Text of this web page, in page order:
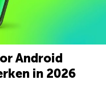
Android
in 2026